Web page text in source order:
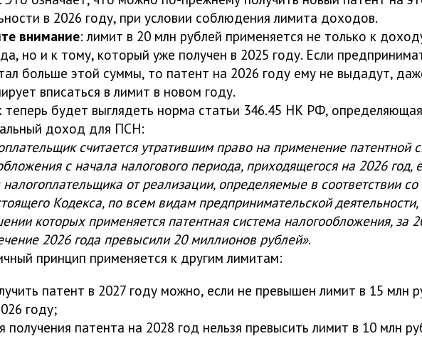
в 2026 году, при условии соблюдения лимита доходов.
внимание: лимит в 20 млн рублей применяется не только к
но и к тому, который уже получен в 2025 году. Если
больше этой суммы, то патент на 2026 году ему не выдадут,
вписаться в лимит в новом году.
теперь будет выглядеть норма статьи 346.45 НК РФ, определяющая
доход для ПСН:
считается утратившим право на применение патентной
с начала налогового периода, приходящегося на 2026 год,
от реализации, определяемые в соответствии со
Кодекса, по всем видам предпринимательской деятельности,
которых применяется патентная система налогообложения, за
2026 года превысили 20 миллионов рублей».
принцип применяется к другим лимитам:
патент в 2027 году можно, если не превышен лимит в 15 млн
году;
получения патента на 2028 год нельзя превысить лимит в 10 млн